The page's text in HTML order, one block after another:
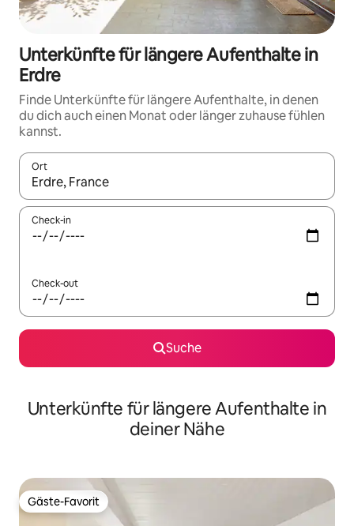
Unterkünfte für längere Aufenthalte in
Erdre
Finde Unterkünfte für längere Aufenthalte, in denen
du dich auch einen Monat oder länger zuhause fühlen
kannst.
Ort
Wenn Ergebnisse verfügbar sind, navigiere mit den
Check-in
Check-out
Suche
Unterkünfte für längere Aufenthalte in
deiner Nähe
Gäste-Favorit
Gäste-Favorit